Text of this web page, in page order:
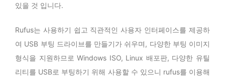
있을 것 입니다.
Rufus는 사용하기 쉽고 직관적인 사용자 인터페이스를 제공하
여 USB 부팅 드라이브를 만들기가 쉬우며, 다양한 부팅 이미지
형식을 지원하므로 Windows ISO, Linux 배포판, 다양한 유틸
리티를 USB로 부팅하기 위해 사용할 수 있으니 rufus를 이용해